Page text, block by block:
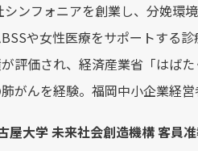
ンフォニアを創業し、分娩環
や女性医療をサポートする
評価され、経済産業省「はば
がんを経験。福岡中小企業経営
屋大学 未来社会創造機構 客員